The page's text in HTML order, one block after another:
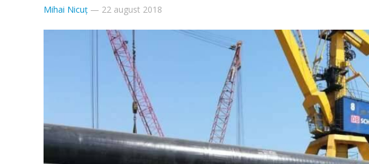
Mihai Nicuț — 22 august 2018